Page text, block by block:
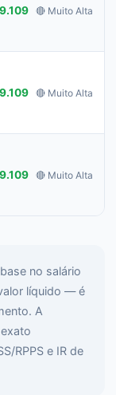
🔴 Muito Alta
🔴 Muito Alta
🔴 Muito Alta
no salário
líquido — é
A
RPPS e IR de